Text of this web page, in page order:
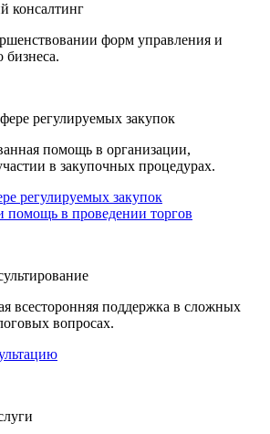
консалтинг
форм управления и
бизнеса.
регулируемых закупок
помощь в организации,
в закупочных процедурах.
регулируемых закупок
помощь в проведении торгов
всесторонняя поддержка в сложных
вопросах.